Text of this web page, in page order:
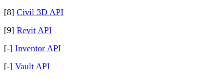
[8] Civil 3D API
[9] Revit API
[-] Inventor API
[-] Vault API